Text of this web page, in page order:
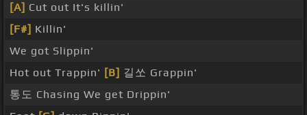
[A] Cut out It's killin'
[F#] Killin'
We got Slippin'
Hot out Trappin' [B] 길쏘 Grappin'
통도 Chasing We get Drippin'